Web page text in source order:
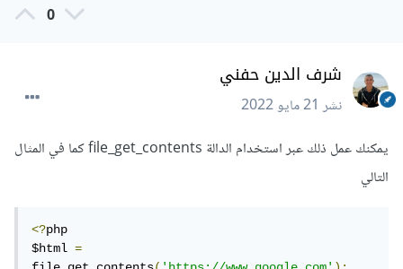
0
شرف الدين حفني
نشر21 مايو 2022
يمكنك عمل ذلك عبر استخدام الدالة file_get_contents كما في المثال
التالي
<?php
$html =